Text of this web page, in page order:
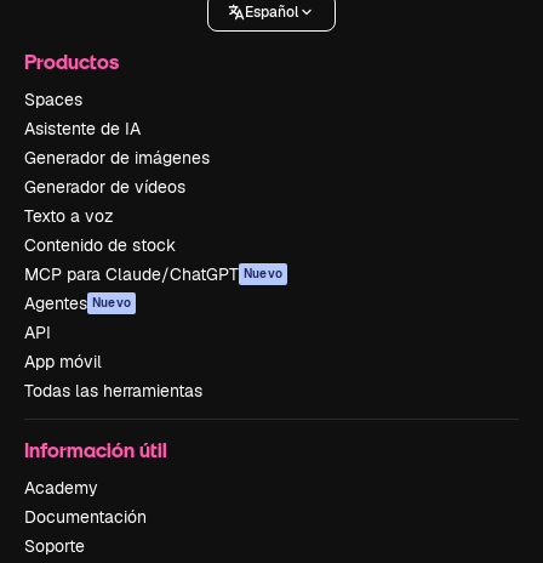
Español
Productos
Spaces
Asistente de IA
Generador de imágenes
Generador de vídeos
Texto a voz
Contenido de stock
MCP para Claude/ChatGPT Nuevo
Agentes Nuevo
API
App móvil
Todas las herramientas
Información útil
Academy
Documentación
Soporte